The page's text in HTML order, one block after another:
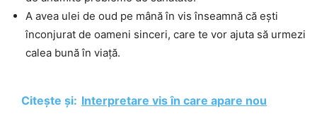
A avea ulei de oud pe mână în vis înseamnă că ești
înconjurat de oameni sinceri, care te vor ajuta să urmezi
calea bună în viață.
Citește și: Interpretare vis în care apare nou